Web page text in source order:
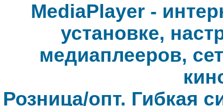
MediaPlayer -
установке,
медиаплееров,
Розница/опт. Гибкая